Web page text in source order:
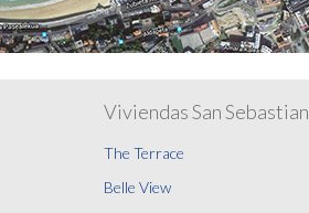
Viviendas San Sebastian
The Terrace
Belle View